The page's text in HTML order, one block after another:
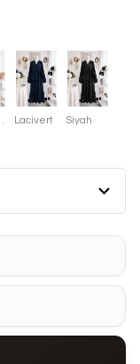
Lacivert Siyah